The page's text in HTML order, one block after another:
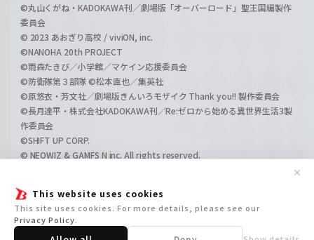
This website uses cookies
This site uses cookies. For more details, please see our
Privacy Policy.
✕
©丸山くがね・KADOKAWA刊／劇場版「オーバーロード」聖王国編製作
委員会
© 2023 あおぎり高校 / viviON, inc.
©NANOHA 20th PROJECT
©雨森たきび／小学館／マケイン応援委員会
©防衛隊第３部隊 ©松本直也／集英社
©原悠衣・芳文社／劇場版きんいろモザイク Thank you!! 製作委員会
©長月達平・株式会社KADOKAWA刊／Re:ゼロから始める異世界生活3製
作委員会
©SHIFT UP CORP.
© NEOWIZ & GAMFS N inc. All rights reserved.
©GIRLS und PANZER Film Projekt
©GIRLS und PANZER Finale Projekt